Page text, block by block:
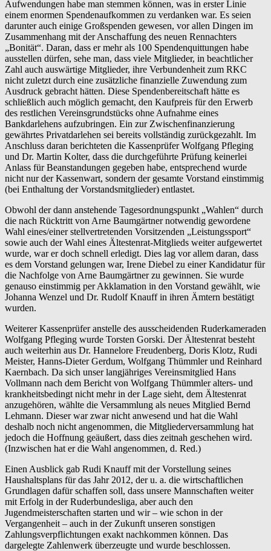
Aufwendungen habe man stemmen können, was in erster Linie
einem enormen Spendenaufkommen zu verdanken war. Es seien
darunter auch einige Großspenden gewesen, vor allen Dingen im
Zusammenhang mit der Anschaffung des neuen Rennachters
„Bonität“. Daran, dass er mehr als 100 Spendenquittungen habe
ausstellen dürfen, sehe man, dass viele Mitglieder, in beachtlicher
Zahl auch auswärtige Mitglieder, ihre Verbundenheit zum RKC
nicht zuletzt durch eine zusätzliche finanzielle Zuwendung zum
Ausdruck gebracht hätten. Diese Spendenbereitschaft hätte es
schließlich auch möglich gemacht, den Kaufpreis für den Erwerb
des restlichen Vereinsgrundstücks ohne Aufnahme eines
Bankdarlehens aufzubringen. Ein zur Zwischenfinanzierung
gewährtes Privatdarlehen sei bereits vollständig zurückgezahlt. Im
Anschluss daran berichteten die Kassenprüfer Wolfgang Pfleging
und Dr. Martin Kolter, dass die durchgeführte Prüfung keinerlei
Anlass für Beanstandungen gegeben habe, entsprechend wurde
nicht nur der Kassenwart, sondern der gesamte Vorstand einstimmig
(bei Enthaltung der Vorstandsmitglieder) entlastet.
Obwohl der dann anstehende Tagesordnungspunkt „Wahlen“ durch
die nach Rücktritt von Arne Baumgärtner notwendig gewordene
Wahl eines/einer stellvertretenden Vorsitzenden „Leistungssport“
sowie auch der Wahl eines Ältestenrat-Mitglieds weiter aufgewertet
wurde, war er doch schnell erledigt. Dies lag vor allem daran, dass
es dem Vorstand gelungen war, Irene Diebel zu einer Kandidatur für
die Nachfolge von Arne Baumgärtner zu gewinnen. Sie wurde
genauso einstimmig per Akklamation in den Vorstand gewählt, wie
Johanna Wenzel und Dr. Rudolf Knauff in ihren Ämtern bestätigt
wurden.
Weiterer Kassenprüfer anstelle des ausscheidenden Ruderkameraden
Wolfgang Pfleging wurde Torsten Gorski. Der Ältestenrat besteht
auch weiterhin aus Dr. Hannelore Freudenberg, Doris Klotz, Rudi
Meister, Hanns-Dieter Gerdum, Wolfgang Thümmler und Reinhard
Kaernbach. Da sich unser langjähriges Vereinsmitglied Hans
Vollmann nach dem Bericht von Wolfgang Thümmler alters- und
krankheitsbedingt nicht mehr in der Lage sieht, dem Ältestenrat
anzugehören, wählte die Versammlung als neues Mitglied Bernd
Lehmann. Dieser war zwar nicht anwesend und hat die Wahl
deshalb noch nicht angenommen, die Mitgliederversammlung hat
jedoch die Hoffnung geäußert, dass dies zeitnah geschehen wird.
(Inzwischen hat er die Wahl angenommen, d. Red.)
Einen Ausblick gab Rudi Knauff mit der Vorstellung seines
Haushaltsplans für das Jahr 2012, der u. a. die wirtschaftlichen
Grundlagen dafür schaffen soll, dass unsere Mannschaften weiter
mit Erfolg in der Ruderbundesliga, aber auch den
Jugendmeisterschaften starten und wir – wie schon in der
Vergangenheit – auch in der Zukunft unseren sonstigen
Zahlungsverpflichtungen exakt nachkommen können. Das
dargelegte Zahlenwerk überzeugte und wurde beschlossen.